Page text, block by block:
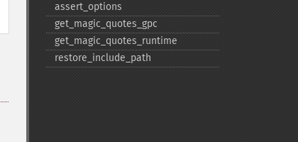
assert_​options
get_​magic_​quotes_​gpc
get_​magic_​quotes_​runtime
restore_​include_​path